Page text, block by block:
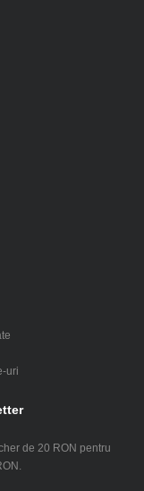
uri
de 20 RON pentru